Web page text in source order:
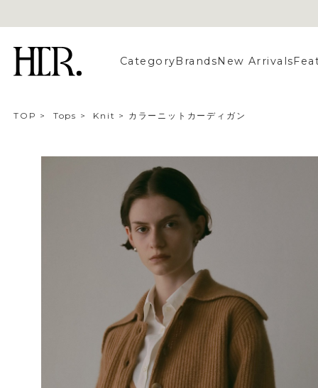
Category Brands New Arrivals
TOP > Tops > Knit > カラーニットカーディガン